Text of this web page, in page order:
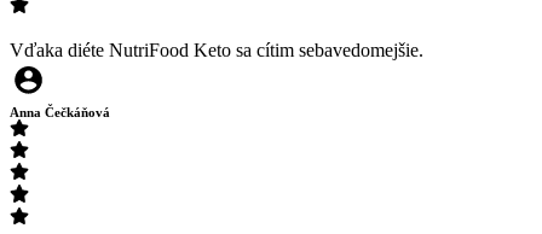
Vďaka diéte NutriFood Keto sa cítim sebavedomejšie.
Anna Čečkáňová